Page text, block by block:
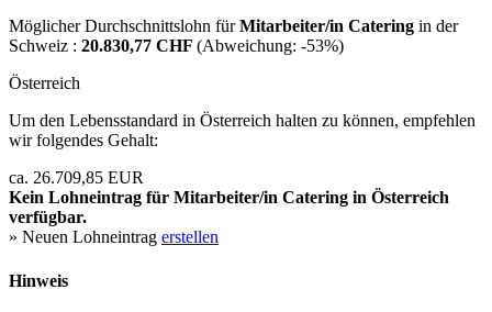
Möglicher Durchschnittslohn fürMitarbeiter/in Catering in der
Schweiz : 20.830,77 CHF (Abweichung: -53%)
Österreich
Um den Lebensstandard in Österreich halten zu können, empfehlen
wir folgendes Gehalt:
ca. 26.709,85 EUR
Kein Lohneintrag für Mitarbeiter/in Catering in Österreich
verfügbar.
» Neuen Lohneintrag erstellen
Hinweis